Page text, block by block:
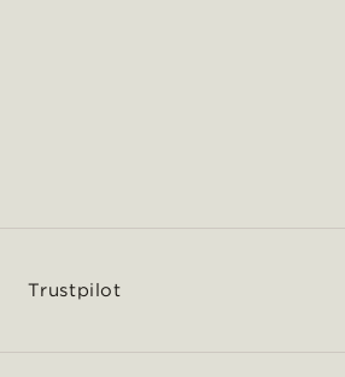
Trustpilot